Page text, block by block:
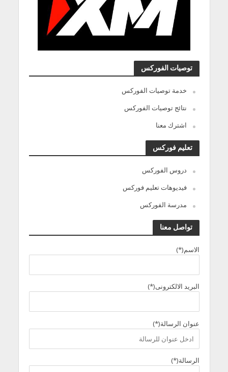
توصيات الفوركس
خدمة توصيات الفوركس
نتائج توصيات الفوركس
اشترك معنا
تعليم فوركس
دروس الفوركس
فيديوهات تعليم فوركس
مدرسة الفوركس
تواصل معنا
الاسم(*)
البريد الالكترونى(*)
عنوان الرسالة(*)
الرسالة(*)